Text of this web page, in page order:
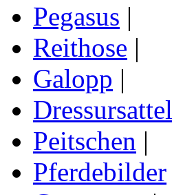
Pegasus |
Reithose |
Galopp |
Dressursattel
Peitschen |
Pferdebilder